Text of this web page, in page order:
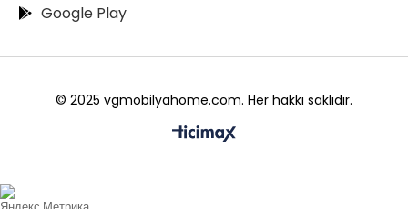
Google Play
© 2025 vgmobilyahome.com. Her hakkı saklıdır.